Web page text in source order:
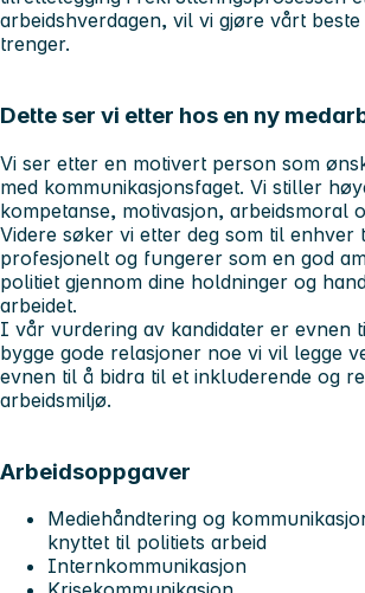
arbeidshverdagen, vil vi gjøre vårt
trenger.
Dette ser vi etter hos en ny
Vi ser etter en motivert person som
med kommunikasjonsfaget. Vi stiller
kompetanse, motivasjon, arbeidsmoral
Videre søker vi etter deg som til enhver
profesjonelt og fungerer som en god
politiet gjennom dine holdninger og
arbeidet.
I vår vurdering av kandidater er evnen
bygge gode relasjoner noe vi vil legge
evnen til å bidra til et inkluderende og
arbeidsmiljø.
Arbeidsoppgaver
Mediehåndtering og
knyttet til politiets arbeid
Internkommunikasjon